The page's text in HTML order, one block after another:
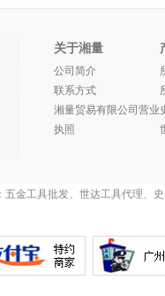
关于湘量
公司简介
联系方式
湘量贸易有限公司营业
执照
金工具批发、世达工具代理、